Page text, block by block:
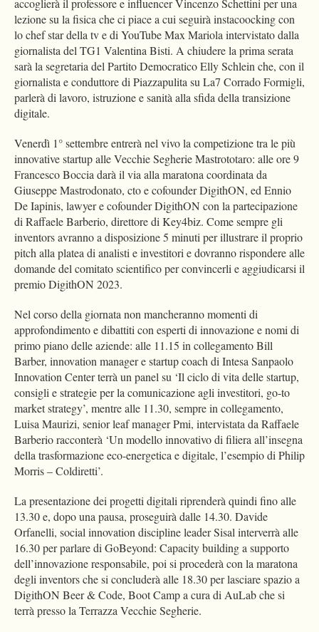
accoglierà il professore e influencer Vincenzo Schettini per una
lezione su la fisica che ci piace a cui seguirà instacoocking con
lo chef star della tv e di YouTube Max Mariola intervistato dalla
giornalista del TG1 Valentina Bisti. A chiudere la prima serata
sarà la segretaria del Partito Democratico Elly Schlein che, con il
giornalista e conduttore di Piazzapulita su La7 Corrado Formigli,
parlerà di lavoro, istruzione e sanità alla sfida della transizione
digitale.
Venerdì 1° settembre entrerà nel vivo la competizione tra le più
innovative startup alle Vecchie Segherie Mastrototaro: alle ore 9
Francesco Boccia darà il via alla maratona coordinata da
Giuseppe Mastrodonato, cto e cofounder DigithON, ed Ennio
De Iapinis, lawyer e cofounder DigithON con la partecipazione
di Raffaele Barberio, direttore di Key4biz. Come sempre gli
inventors avranno a disposizione 5 minuti per illustrare il proprio
pitch alla platea di analisti e investitori e dovranno rispondere alle
domande del comitato scientifico per convincerli e aggiudicarsi il
premio DigithON 2023.
Nel corso della giornata non mancheranno momenti di
approfondimento e dibattiti con esperti di innovazione e nomi di
primo piano delle aziende: alle 11.15 in collegamento Bill
Barber, innovation manager e startup coach di Intesa Sanpaolo
Innovation Center terrà un panel su ‘Il ciclo di vita delle startup,
consigli e strategie per la comunicazione agli investitori, go-to
market strategy’, mentre alle 11.30, sempre in collegamento,
Luisa Maurizi, senior leaf manager Pmi, intervistata da Raffaele
Barberio racconterà ‘Un modello innovativo di filiera all’insegna
della trasformazione eco-energetica e digitale, l’esempio di Philip
Morris – Coldiretti’.
La presentazione dei progetti digitali riprenderà quindi fino alle
13.30 e, dopo una pausa, proseguirà dalle 14.30. Davide
Orfanelli, social innovation discipline leader Sisal interverrà alle
16.30 per parlare di GoBeyond: Capacity building a supporto
dell’innovazione responsabile, poi si procederà con la maratona
degli inventors che si concluderà alle 18.30 per lasciare spazio a
DigithON Beer & Code, Boot Camp a cura di AuLab che si
terrà presso la Terrazza Vecchie Segherie.